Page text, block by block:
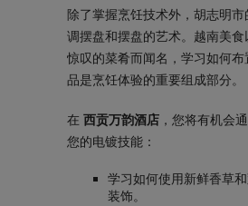
除了掌握烹饪技术外，胡志明
调摆盘和摆盘的艺术。越南美食
惊叹的菜肴而闻名，学习如何
品是烹饪体验的重要组成部分。
在 西贡万韵酒店 ，您将有机会
您的电镀技能：
学习如何使用新鲜香草
装饰。